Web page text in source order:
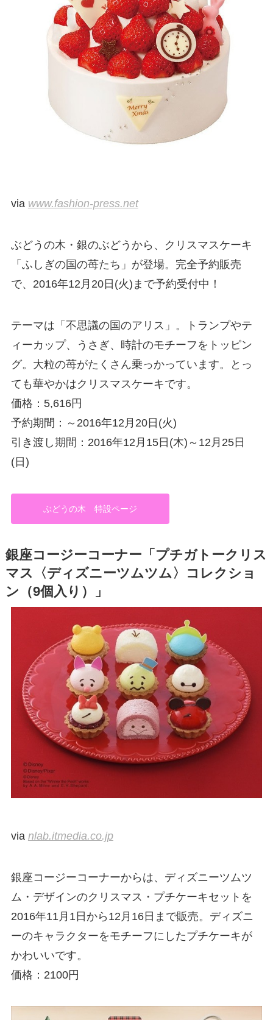
via www.fashion-press.net
ぶどうの木・銀のぶどうから、クリスマスケーキ
「ふしぎの国の苺たち」が登場。完全予約販売
で、2016年12月20日(火)まで予約受付中！
テーマは「不思議の国のアリス」。トランプやテ
ィーカップ、うさぎ、時計のモチーフをトッピン
グ。大粒の苺がたくさん乗っかっています。とっ
ても華やかはクリスマスケーキです。
価格：5,616円
予約期間：～2016年12月20日(火)
引き渡し期間：2016年12月15日(木)～12月25日
(日)
ぶどうの木 特設ページ
銀座コージーコーナー「プチガトークリス
マス〈ディズニーツムツム〉コレクショ
ン（9個入り）」
via nlab.itmedia.co.jp
銀座コージーコーナーからは、ディズニーツムツ
ム・デザインのクリスマス・プチケーキセットを
2016年11月1日から12月16日まで販売。ディズニ
ーのキャラクターをモチーフにしたプチケーキが
かわいいです。
価格：2100円